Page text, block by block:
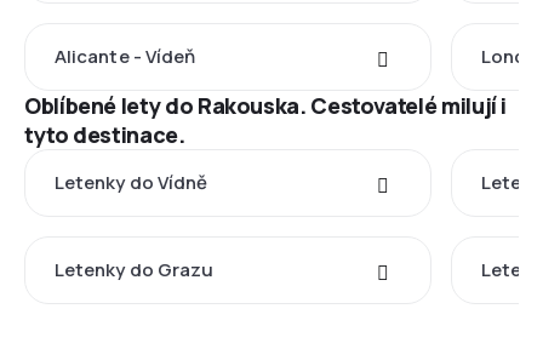
Alicante - Vídeň
Oblíbené lety do Rakouska. Cestovatelé milují i
tyto destinace.
Letenky do Vídně
Letenky do Grazu